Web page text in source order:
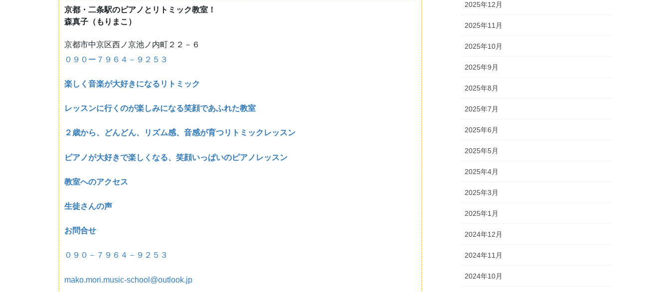
京都・二条駅のピアノとリトミック教室！
森真子（もりまこ）
京都市中京区西ノ京池ノ内町２２－６
０９０ー７９６４－９２５３
楽しく音楽が大好きになるリトミック
レッスンに行くのが楽しみになる笑顔であふれた教室
２歳から、どんどん、リズム感、音感が育つリトミックレッスン
ピアノが大好きで楽しくなる、笑顔いっぱいのピアノレッスン
教室へのアクセス
生徒さんの声
お問合せ
０９０－７９６４－９２５３
mako.mori.music-school@outlook.jp
2025年12月
2025年11月
2025年10月
2025年9月
2025年8月
2025年7月
2025年6月
2025年5月
2025年4月
2025年3月
2025年1月
2024年12月
2024年11月
2024年10月